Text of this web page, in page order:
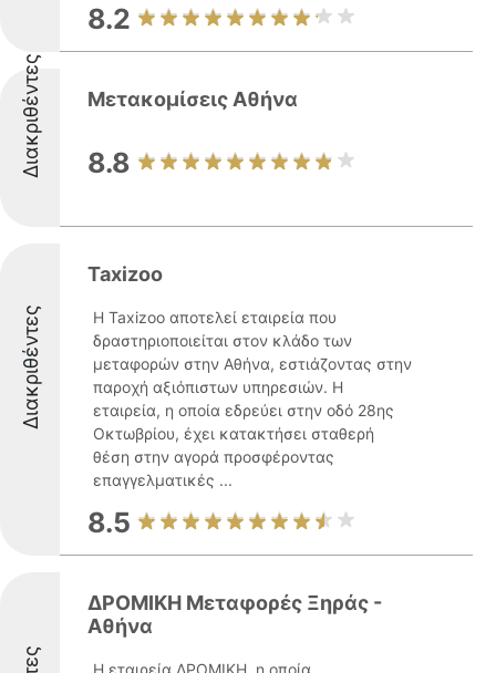
8.2
Διακριθέντες Μετακομίσεις Αθήνα
8.8
Διακριθέντες
Taxizoo
Η Taxizoo αποτελεί εταιρεία που
δραστηριοποιείται στον κλάδο των
μεταφορών στην Αθήνα, εστιάζοντας στην
παροχή αξιόπιστων υπηρεσιών. Η
εταιρεία, η οποία εδρεύει στην οδό 28ης
Οκτωβρίου, έχει κατακτήσει σταθερή
θέση στην αγορά προσφέροντας
επαγγελματικές ...
8.5
ΔΡΟΜΙΚΗ Μεταφορές Ξηράς -
Αθήνα
Η εταιρεία ΔΡΟΜΙΚΗ, η οποία